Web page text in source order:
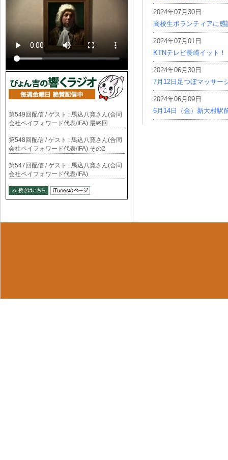
2024年07月30日
高校生ボランティアに感
2024年07月01日
KTNテレビ長崎イット！
2024年06月30日
7月12日足つぼマッサー
2024年06月09日
6月14日（金）新大村駅
第549回配信 / ゲスト : 馬込八寛さん(合同
会社ペイフォワード代表/IFA) 最終回
第548回配信 / ゲスト : 馬込八寛さん(合同
会社ペイフォワード代表/IFA) その2
第547回配信 / ゲスト : 馬込八寛さん(合同
会社ペイフォワード代表/IFA)